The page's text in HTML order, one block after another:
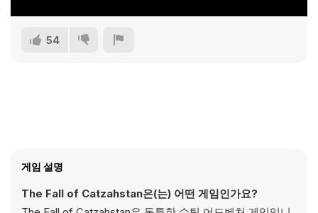
54
게임 설명
The Fall of Catzahstan은(는) 어떤 게임인가요?